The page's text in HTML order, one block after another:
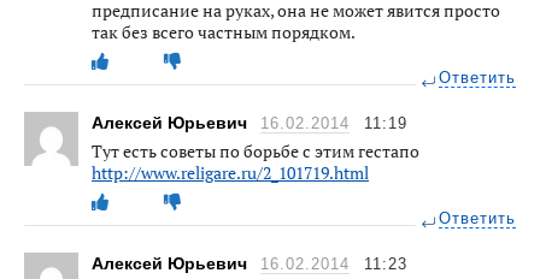
предписание на руках, она не может явится просто
так без всего частным порядком.
Ответить
Алексей Юрьевич 16.02.2014 11:19
Тут есть советы по борьбе с этим гестапо
http://www.religare.ru/2_101719.html
Ответить
Алексей Юрьевич 16.02.2014 11:23